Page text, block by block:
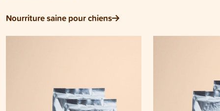
Nourriture saine pour chiens